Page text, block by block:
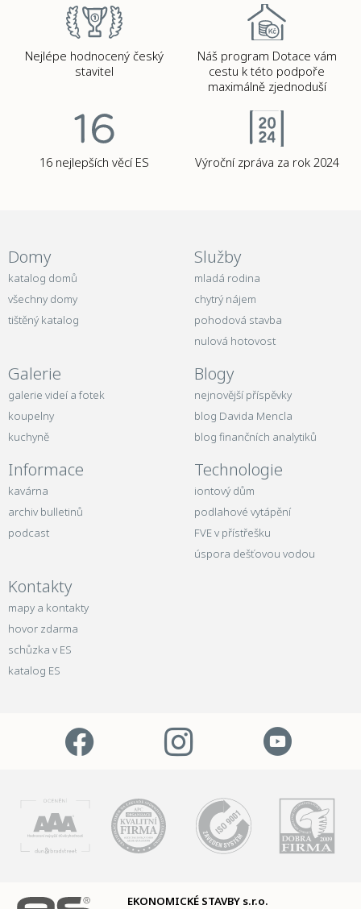
Nejlépe hodnocený český
stavitel
Náš program Dotace vám
cestu k této podpoře
maximálně zjednoduší
16 nejlepších věcí ES Výroční zpráva za rok 2024
Domy
katalog domů
všechny domy
tištěný katalog
Služby
mladá rodina
chytrý nájem
pohodová stavba
nulová hotovost
Galerie
galerie videí a fotek
koupelny
kuchyně
Blogy
nejnovější příspěvky
blog Davida Mencla
blog finančních analytiků
Informace
kavárna
archiv bulletinů
podcast
Technologie
iontový dům
podlahové vytápění
FVE v přístřešku
úspora dešťovou vodou
Kontakty
mapy a kontakty
hovor zdarma
schůzka v ES
katalog ES
EKONOMICKÉ STAVBY s.r.o.